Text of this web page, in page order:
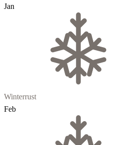
Jan
Winterrust
Feb